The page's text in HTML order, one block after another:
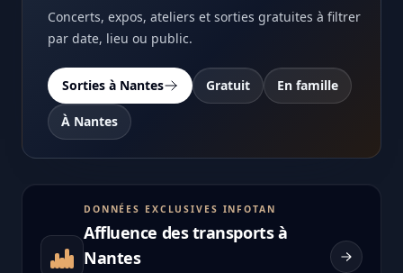
Concerts, expos, ateliers et sorties gratuites à filtrer
par date, lieu ou public.
Sorties à Nantes Gratuit En famille
À Nantes
DONNÉES EXCLUSIVES INFOTAN
Affluence des transports à
Nantes